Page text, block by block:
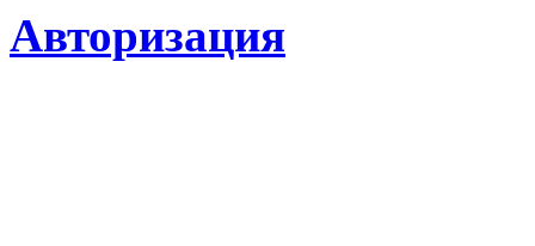
Авторизация